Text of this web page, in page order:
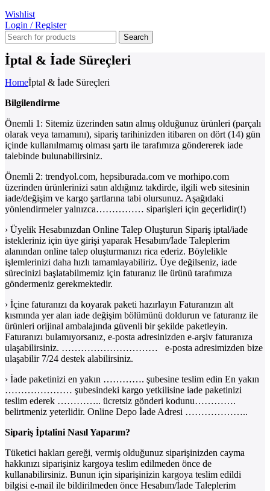
Wishlist
Login / Register
Search
İptal & İade Süreçleri
Homeİptal & İade Süreçleri
Bilgilendirme
Önemli 1: Sitemiz üzerinden satın almış olduğunuz ürünleri (parçalı
olarak veya tamamını), sipariş tarihinizden itibaren on dört (14) gün
içinde kullanılmamış olması şartı ile tarafımıza göndererek iade
talebinde bulunabilirsiniz.
Önemli 2: trendyol.com, hepsiburada.com ve morhipo.com
üzerinden ürünlerinizi satın aldığınız takdirde, ilgili web sitesinin
iade/değişim ve kargo şartlarına tabi olursunuz. Aşağıdaki
yönlendirmeler yalnızca…………… siparişleri için geçerlidir(!)
› Üyelik Hesabınızdan Online Talep Oluşturun Sipariş iptal/iade
istekleriniz için üye girişi yaparak Hesabım/İade Taleplerim
alanından online talep oluşturmanızı rica ederiz. Böylelikle
işlemlerinizi daha hızlı tamamlayabiliriz. Üye değilseniz, iade
sürecinizi başlatabilmemiz için faturanız ile ürünü tarafımıza
göndermeniz gerekmektedir.
› İçine faturanızı da koyarak paketi hazırlayın Faturanızın alt
kısmında yer alan iade değişim bölümünü doldurun ve faturanız ile
ürünleri orijinal ambalajında güvenli bir şekilde paketleyin.
Faturanızı bulamıyorsanız, e-posta adresinizden e-arşiv faturanıza
ulaşabilirsiniz. ………………………… e-posta adresimizden bize
ulaşabilir 7/24 destek alabilirsiniz.
› İade paketinizi en yakın …………. şubesine teslim edin En yakın
………………… şubesindeki kargo yetkilisine iade paketinizi
teslim ederek ………….. ücretsiz gönderi kodunu………….
belirtmeniz yeterlidir. Online Depo İade Adresi ………………..
Sipariş İptalini Nasıl Yaparım?
Tüketici hakları gereği, vermiş olduğunuz siparişinizden cayma
hakkınızı siparişiniz kargoya teslim edilmeden önce de
kullanabilirsiniz. Bunun için siparişinizin kargoya teslim edildi
bilgisi e-mail ile bildirilmeden önce Hesabım/İade Taleplerim